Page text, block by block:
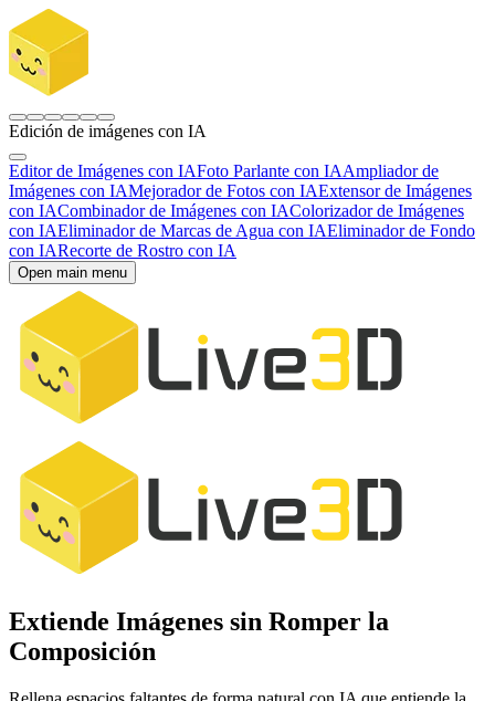
Edición de imágenes con IA
Editor de Imágenes con IAFoto Parlante con IAAmpliador de
Imágenes con IAMejorador de Fotos con IAExtensor de Imágenes
con IACombinador de Imágenes con IAColorizador de Imágenes
con IAEliminador de Marcas de Agua con IAEliminador de Fondo
con IARecorte de Rostro con IA
Open main menu
Extiende Imágenes sin Romper la
Composición